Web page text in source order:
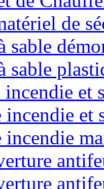
de
sable
sable
incendie et
incendie et
incendie